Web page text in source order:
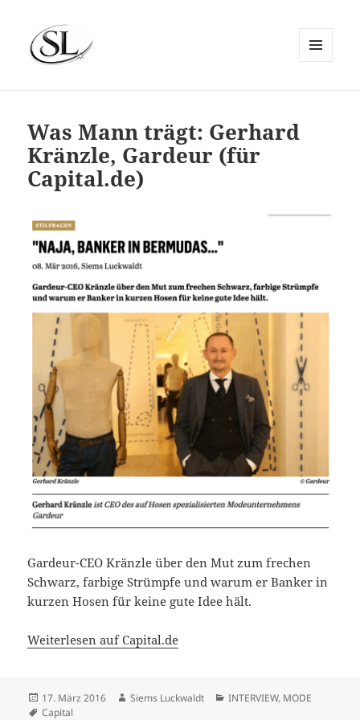
Was Mann trägt: Gerhard
Kränzle, Gardeur (für
Capital.de)
Gardeur-CEO Kränzle über den Mut zum frechen
Schwarz, farbige Strümpfe und warum er Banker in
kurzen Hosen für keine gute Idee hält.
Weiterlesen auf Capital.de
Veröffentlicht
am
17. März 2016 Autor
Siems Luckwaldt Kategorien
INTERVIEW, MODE
Schlagwörter
Capital